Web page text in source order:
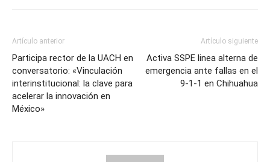
Artículo anterior
Participa rector de la UACH en
conversatorio: «Vinculación
interinstitucional: la clave para
acelerar la innovación en
México»
Artículo siguiente
Activa SSPE linea alterna de
emergencia ante fallas en el
9-1-1 en Chihuahua